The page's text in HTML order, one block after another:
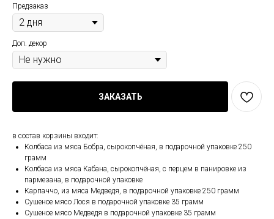
Предзаказ
Доп. декор
ЗАКАЗАТЬ
в состав корзины входит:
Колбаса из мяса Бобра, сырокопчёная, в подарочной упаковке 250
грамм
Колбаса из мяса Кабана, сырокопчёная, с перцем в панировке из
пармезана, в подарочной упаковке
Карпаччо, из мяса Медведя, в подарочной упаковке 250 грамм
Сушеное мясо Лося в подарочной упаковке 35 грамм
Сушеное мясо Медведя в подарочной упаковке 35 грамм